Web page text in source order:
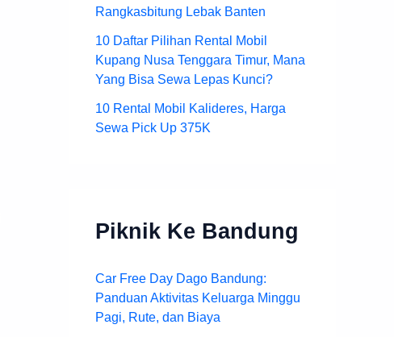
Rangkasbitung Lebak Banten
10 Daftar Pilihan Rental Mobil
Kupang Nusa Tenggara Timur, Mana
Yang Bisa Sewa Lepas Kunci?
10 Rental Mobil Kalideres, Harga
Sewa Pick Up 375K
Piknik Ke Bandung
Car Free Day Dago Bandung:
Panduan Aktivitas Keluarga Minggu
Pagi, Rute, dan Biaya